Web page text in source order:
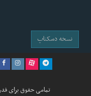
نسخه دسکتاپ
تمامی حقوق برای